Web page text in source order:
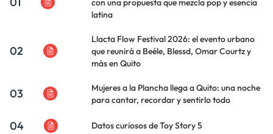
con una propuesta que mezcla pop y esencia
latina
02
Llacta Flow Festival 2026: el evento urbano
que reunirá a Beéle, Blessd, Omar Courtz y
más en Quito
03
Mujeres a la Plancha llega a Quito: una noche
para cantar, recordar y sentirlo todo
04 Datos curiosos de Toy Story 5